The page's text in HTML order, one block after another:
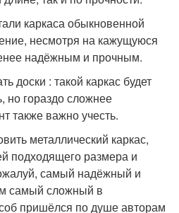
каркаса обыкновенной
несмотря на кажущуюся
надёжным и прочным.
доски : такой каркас будет
но гораздо сложнее
также важно учесть.
металлический каркас,
подходящего размера и
самый надёжный и
самый сложный в
пришёлся по душе авторам